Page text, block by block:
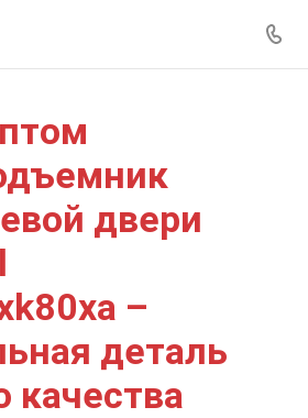
двери
–
деталь
качества